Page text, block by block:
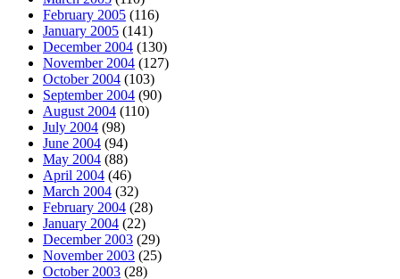
February 2005 (116)
January 2005 (141)
December 2004 (130)
November 2004 (127)
October 2004 (103)
September 2004 (90)
August 2004 (110)
July 2004 (98)
June 2004 (94)
May 2004 (88)
April 2004 (46)
March 2004 (32)
February 2004 (28)
January 2004 (22)
December 2003 (29)
November 2003 (25)
October 2003 (28)